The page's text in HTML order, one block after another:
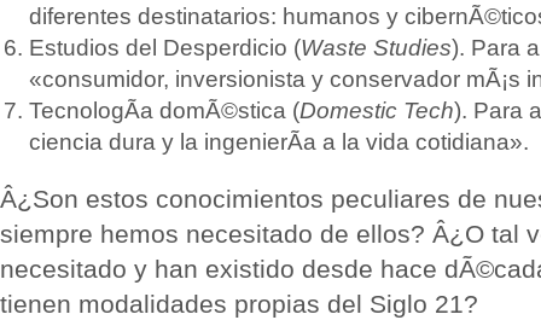
diferentes destinatarios: humanos y
Estudios del Desperdicio (Waste Studies). Para
«consumidor, inversionista y conservador mÃ¡s
TecnologÃ­a domÃ©stica (Domestic Tech). Para
ciencia dura y la ingenierÃ­a a la vida cotidiana».
Â¿Son estos conocimientos peculiares de
siempre hemos necesitado de ellos? Â¿O tal
necesitado y han existido desde hace
tienen modalidades propias del Siglo 21?